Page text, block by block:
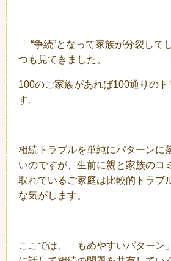
「 “争続”となって家族が分裂して
つも見てきました。
100のご家族があれば100通りのト
す。
相続トラブルを単純にパターンに
いのですが、生前に親と家族のコ
取れているご家庭は比較的トラブ
な気がします。
ここでは、「もめやすいパターン